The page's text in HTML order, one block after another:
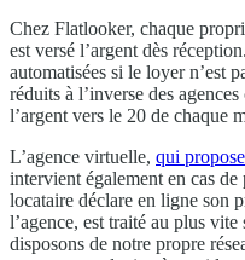
Chez Flatlooker, chaque
est versé l’argent dès
automatisées si le loyer n’est
réduits à l’inverse des
l’argent vers le 20 de chaque
L’agence virtuelle, qui
intervient également en cas
locataire déclare en ligne son
l’agence, est traité au plus
disposons de notre propre